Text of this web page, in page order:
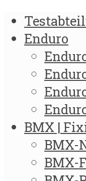
Enduro
BMX |
BMX-
BMX-